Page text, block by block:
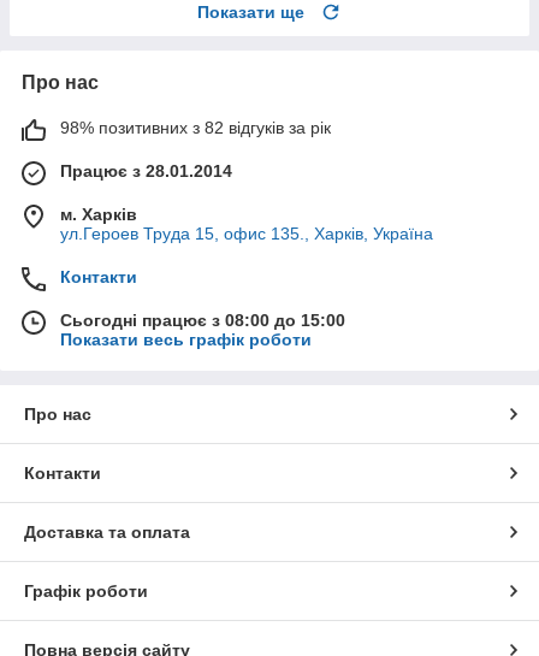
Показати ще
Про нас
98% позитивних з 82 відгуків за рік
Працює з 28.01.2014
м. Харків
ул.Героев Труда 15, офис 135., Харків, Україна
Контакти
Сьогодні працює з 08:00 до 15:00
Показати весь графік роботи
Про нас
Контакти
Доставка та оплата
Графік роботи
Повна версія сайту